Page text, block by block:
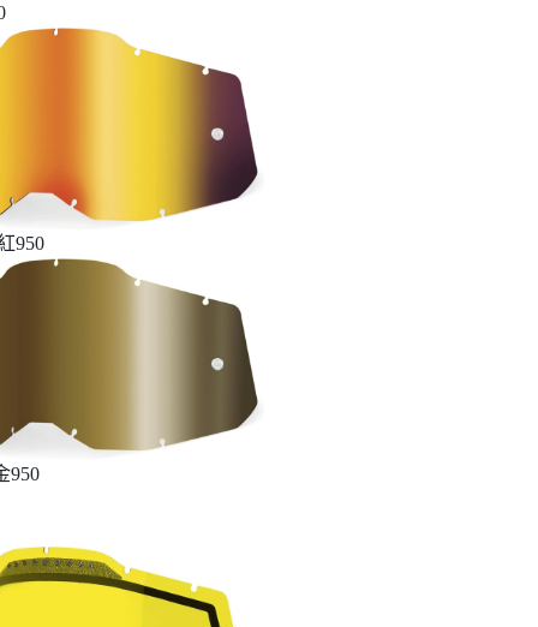
950
950